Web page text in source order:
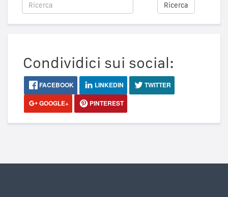
Ricerca
Condividici sui social:
FACEBOOK LINKEDIN
TWITTER
GOOGLE+
PINTEREST